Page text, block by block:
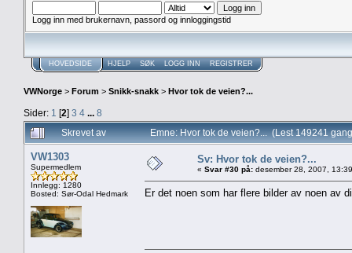
Logg inn med brukernavn, passord og innloggingstid
HOVEDSIDE HJELP SØK LOGG INN REGISTRER
VWNorge > Forum > Snikk-snakk > Hvor tok de veien?...
Sider: 1 [2] 3 4 ... 8
Skrevet av
Emne: Hvor tok de veien?... (Lest 149241
VW1303
Supermedlem
Innlegg: 1280
Bosted: Sør-Odal Hedmark
Sv: Hvor tok de veien?...
« Svar #30 på: desember 28, 2007,
Er det noen som har flere bilder av noen av